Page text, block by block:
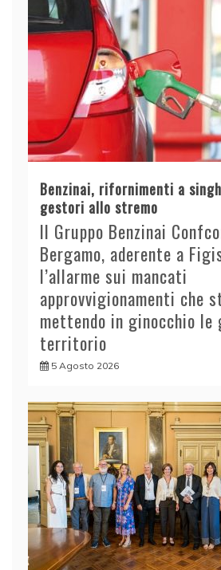
Benzinai, rifornimenti a
gestori allo stremo
Il Gruppo Benzinai
Bergamo, aderente a
l’allarme sui mancati
approvvigionamenti che
mettendo in ginocchio le
territorio
5 Agosto 2026